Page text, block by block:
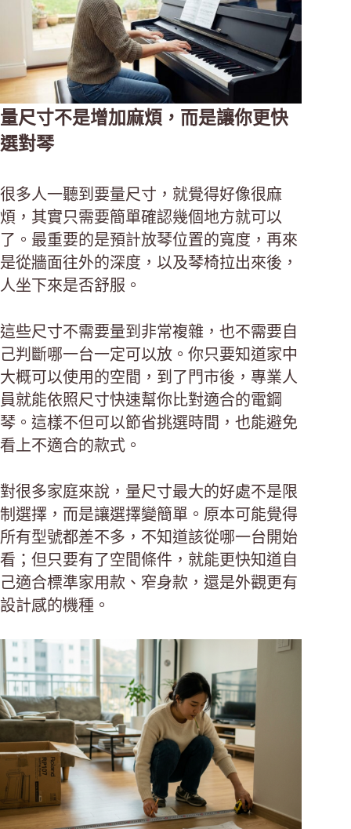
量尺寸不是增加麻煩，而是讓你更快
選對琴
很多人一聽到要量尺寸，就覺得好像很麻
煩，其實只需要簡單確認幾個地方就可以
了。最重要的是預計放琴位置的寬度，再來
是從牆面往外的深度，以及琴椅拉出來後，
人坐下來是否舒服。
這些尺寸不需要量到非常複雜，也不需要自
己判斷哪一台一定可以放。你只要知道家中
大概可以使用的空間，到了門市後，專業人
員就能依照尺寸快速幫你比對適合的電鋼
琴。這樣不但可以節省挑選時間，也能避免
看上不適合的款式。
對很多家庭來說，量尺寸最大的好處不是限
制選擇，而是讓選擇變簡單。原本可能覺得
所有型號都差不多，不知道該從哪一台開始
看；但只要有了空間條件，就能更快知道自
己適合標準家用款、窄身款，還是外觀更有
設計感的機種。